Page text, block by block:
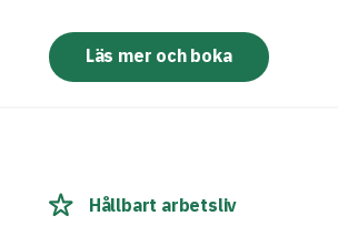
Läs mer och boka
Hållbart arbetsliv